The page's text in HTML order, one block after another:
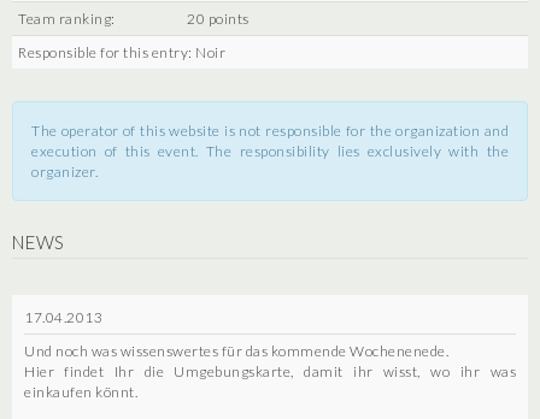
Team ranking:
20 points
Responsible for this entry: Noir
The operator of this website is not responsible for the organization and
execution of this event. The responsibility lies exclusively with the
organizer.
NEWS
17.04.2013
Und noch was wissenswertes für das kommende Wochenenede.
Hier findet Ihr die Umgebungskarte, damit ihr wisst, wo ihr was
einkaufen könnt.